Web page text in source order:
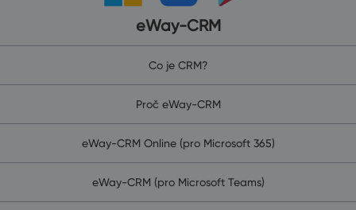
eWay-CRM
Co je CRM?
Proč eWay-CRM
eWay-CRM Online (pro Microsoft 365)
eWay-CRM (pro Microsoft Teams)